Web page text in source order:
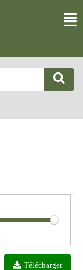
Volume
Télécharger